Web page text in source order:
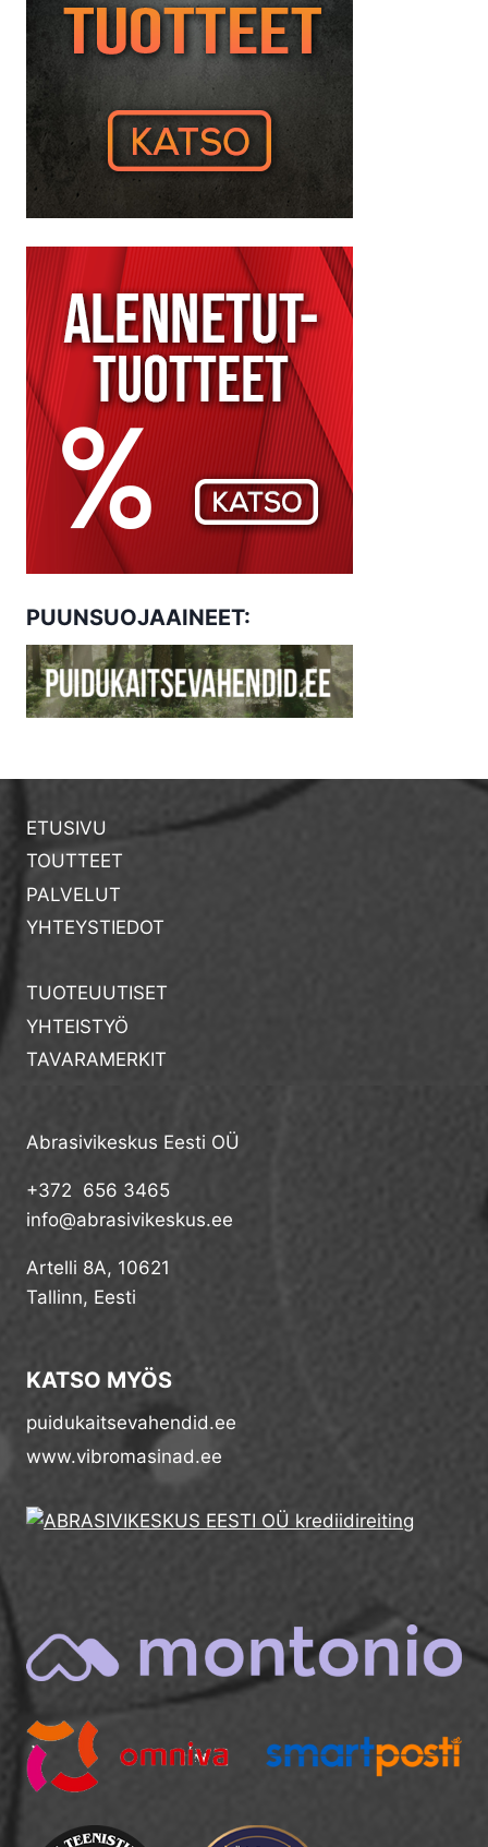
PUUNSUOJAAINEET:
ETUSIVU
TOUTTEET
PALVELUT
YHTEYSTIEDOT
TUOTEUUTISET
YHTEISTYÖ
TAVARAMERKIT
Abrasivikeskus Eesti OÜ
+372 656 3465
info@abrasivikeskus.ee
Artelli 8A, 10621
Tallinn, Eesti
KATSO MYÖS
puidukaitsevahendid.ee
www.vibromasinad.ee